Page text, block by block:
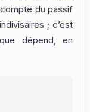
du passif
; c’est
dépend, en